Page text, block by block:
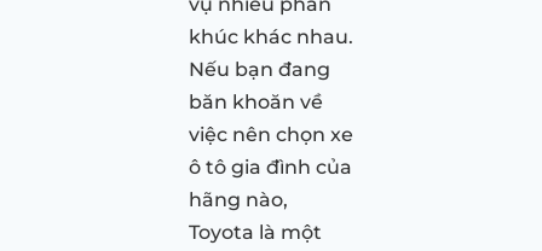
khúc khác nhau.
Nếu bạn đang
băn khoăn về
việc nên chọn xe
ô tô gia đình của
hãng nào,
Toyota là một